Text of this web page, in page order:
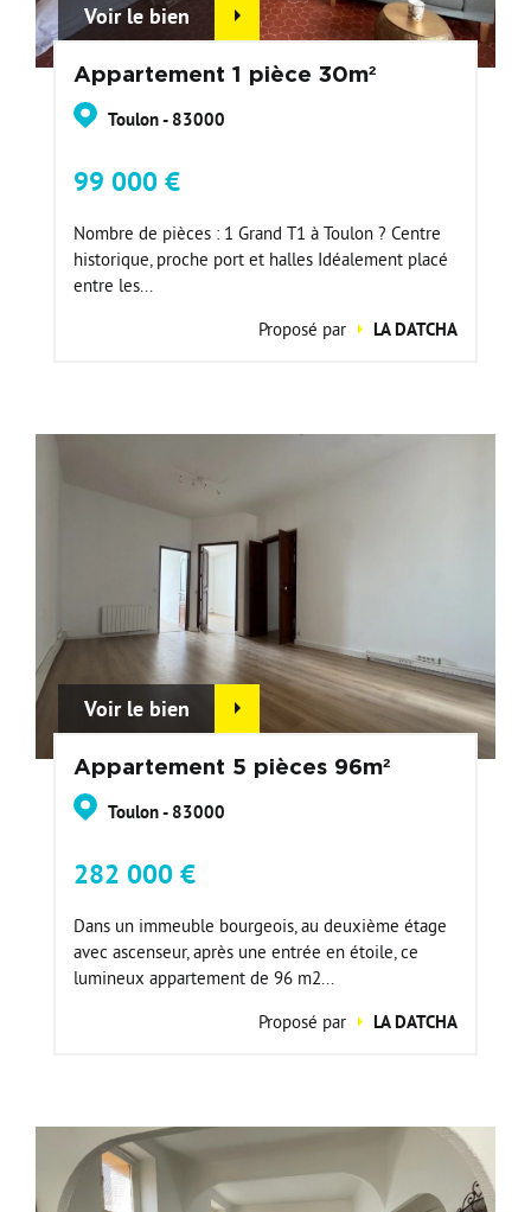
Voir le bien
Appartement 1 pièce 30m²
Toulon - 83000
99 000 €
Nombre de pièces : 1 Grand T1 à Toulon ? Centre
historique, proche port et halles Idéalement placé
entre les...
Proposé par
LA DATCHA
Voir le bien
Appartement 5 pièces 96m²
Toulon - 83000
282 000 €
Dans un immeuble bourgeois, au deuxième étage
avec ascenseur, après une entrée en étoile, ce
lumineux appartement de 96 m2...
Proposé par
LA DATCHA